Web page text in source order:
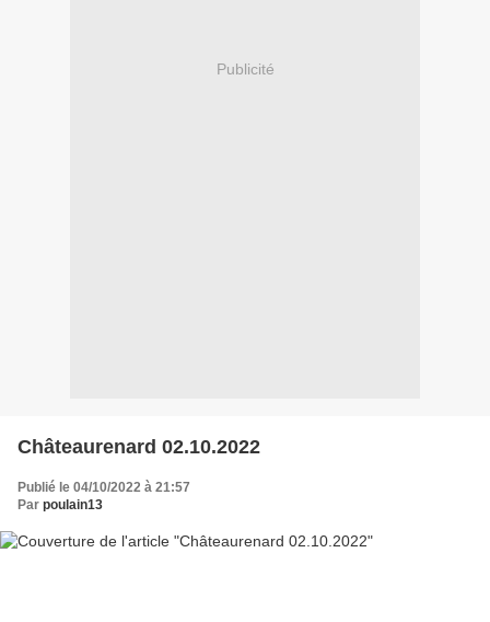
Publicité
Châteaurenard 02.10.2022
Publié le 04/10/2022 à 21:57
Par poulain13